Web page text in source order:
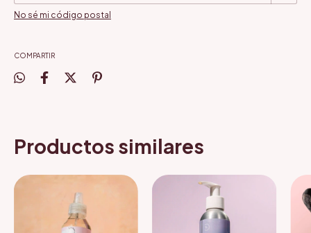
No sé mi código postal
COMPARTIR
Productos similares